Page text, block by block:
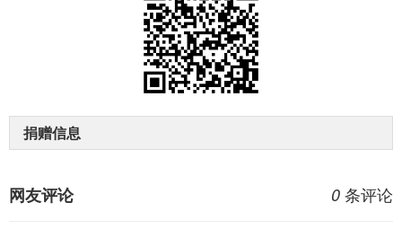
捐赠信息
0 条评论
网友评论